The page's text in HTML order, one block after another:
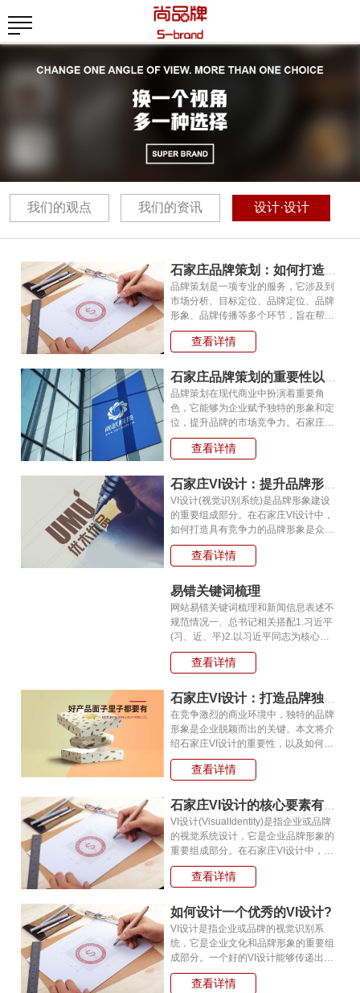
我们的观点 我们的资讯 设计·设计
品牌策划是一项专业的服务，它涉及到
市场分析、目标定位、品牌定位、品牌
形象、品牌传播等多个环节，旨在帮助
企业或产品建立一个有特色、有价值、
有影响力的品牌。石家庄作为河北省的
查看详情
品牌策划在现代商业中扮演着重要角
色，它能够为企业赋予独特的形象和定
位，提升品牌的市场竞争力。石家庄作
为一个充满活力和发展潜力的城市，拥
有众多企业和创业者。本文将介绍石家
的
查看详情
VI设计(视觉识别系统)是品牌形象建设
的重要组成部分。在石家庄VI设计中，
如何打造具有竞争力的品牌形象是众多
企业所面临的重要问题。在这里，我们
将为大家介绍石家庄VI设计的一些要
先
查看详情
易错关键词梳理
网站易错关键词梳理和新闻信息表述不
规范情况一、总书记相关搭配1.习近平
(习、近、平)2.以习近平同志为核心的
党中央3.习近平新时代中国特色社会主
义思想4.习近平总书记，不可写成“习总
查看详情
在竞争激烈的商业环境中，独特的品牌
形象是企业脱颖而出的关键。本文将介
绍石家庄VI设计的重要性，以及如何通
过VI设计打造品牌独特形象，提升企业
的竞争力。1、石家庄VI设计的定义与
查看详情
VI设计(VisualIdentity)是指企业或品牌
的视觉系统设计，它是企业品牌形象的
重要组成部分。在石家庄VI设计中，核
心要素包括标志(Logo)、标准色彩
(ColorPalette)、字体(Typography)和图
查看详情
如何设计一个优秀的VI设计?
VI设计是指企业或品牌的视觉识别系
统，它是企业文化和品牌形象的重要组
成部分。一个好的VI设计能够传递出企
业或品牌的核心价值观和品牌形象，并
且能够使人们更容易理解和记住它们。
查看详情